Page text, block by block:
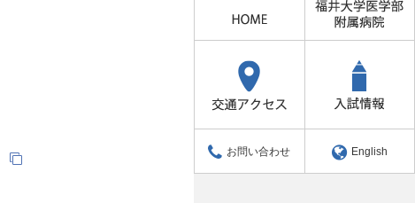
お問い合わせ English